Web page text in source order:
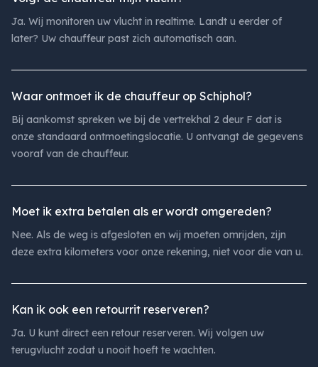
Ja. Wij monitoren uw vlucht in realtime. Landt u eerder of
later? Uw chauffeur past zich automatisch aan.
Waar ontmoet ik de chauffeur op Schiphol?
Bij aankomst spreken we bij de vertrekhal 2 deur F dat is
onze standaard ontmoetingslocatie. U ontvangt de gegevens
vooraf van de chauffeur.
Moet ik extra betalen als er wordt omgereden?
Nee. Als de weg is afgesloten en wij moeten omrijden, zijn
deze extra kilometers voor onze rekening, niet voor die van u.
Kan ik ook een retourrit reserveren?
Ja. U kunt direct een retour reserveren. Wij volgen uw
terugvlucht zodat u nooit hoeft te wachten.